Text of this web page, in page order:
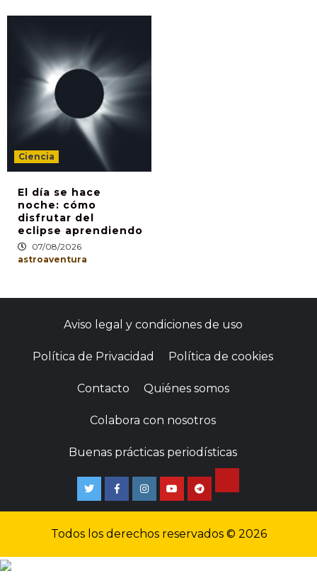
Ciencia
El día se hace
noche: cómo
disfrutar del
eclipse aprendiendo
07/08/2026
astroaventura
Aviso legal y condiciones de uso
Política de Privacidad Política de cookies
Contacto Quiénes somos
Colabora con nosotros
Buenas prácticas periodísticas
Todos los derechos reservados © 2026